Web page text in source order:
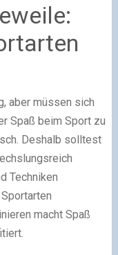
aber müssen sich
Spaß beim Sport zu
Deshalb solltest
Techniken
macht Spaß